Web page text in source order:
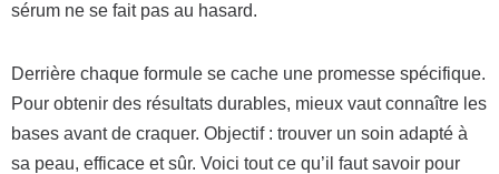
sérum ne se fait pas au hasard.
Derrière chaque formule se cache une promesse spécifique.
Pour obtenir des résultats durables, mieux vaut connaître les
bases avant de craquer. Objectif : trouver un soin adapté à
sa peau, efficace et sûr. Voici tout ce qu’il faut savoir pour